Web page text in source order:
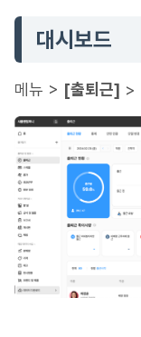
대시보드
메뉴 > [출퇴근] >